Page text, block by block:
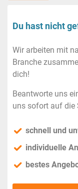
Du hast nicht
Wir arbeiten mit
Branche
dich!
Beantworte uns
uns sofort auf die
schnell und
individuelle
bestes